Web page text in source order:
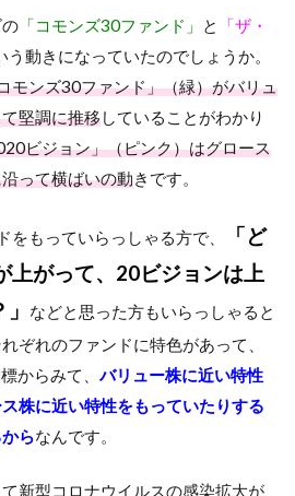
「コモンズ30ファンド」 と
「ザ・
う動きになっていたのでしょうか。
モンズ30ファンド」（緑）がバリュ
堅調に推移していることがわかり
ビジョン」（ピンク）はグロース
って横ばいの動きです。
をもっていらっしゃる方で
「ど
上がって、20ビジョンは上
」
などと思った方もいらっしゃると
ぞれのファンドに特色があって、
からみて、バリュー株に近い特性
株に近い特性をもっていたりする
らなんです。
新型コロナウイルスの感染拡大が